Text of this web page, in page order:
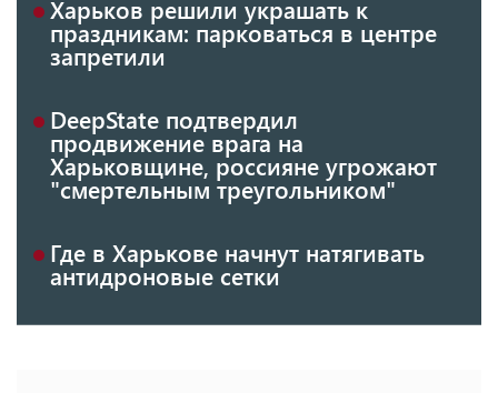
Харьков решили украшать к
праздникам: парковаться в центре
запретили
DeepState подтвердил
продвижение врага на
Харьковщине, россияне угрожают
"смертельным треугольником"
Где в Харькове начнут натягивать
антидроновые сетки